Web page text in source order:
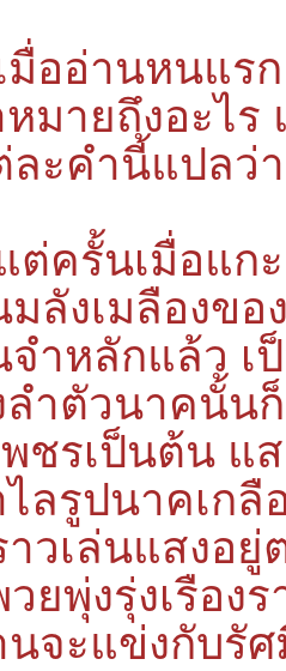
ออ่านหนแรก
มายถึงอะไร
ละคำนี้แปลว่
ครั้นเมื่อแก
มลังเมลืองขอ
จำหลักแล้ว
ลำตัวนาคนั้น
พชรเป็นต้น แ
ไลรูปนาคเกลื
วเล่นแสงอยู่
วยพุ่งรุ่งเรือง
นจะแข่งกับรั